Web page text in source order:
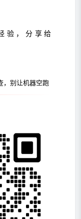
验，分享给
，别让机器空跑